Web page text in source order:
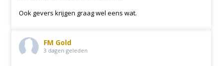
Ook gevers krijgen graag wel eens wat.
FM Gold
3 dagen geleden